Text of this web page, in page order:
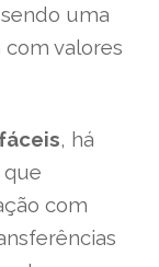
uma
valores
, há
com